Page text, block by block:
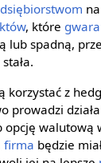
, które
lub spadną,
korzystać z
prowadzi
opcję walutową
firma będzie